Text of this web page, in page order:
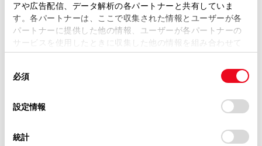
アや広告配信、データ解析の各パートナーと共有していま
す。各パートナーは、ここで収集された情報とユーザーが各
パートナーに提供した他の情報、ユーザーが各パートナーの
サービスを使用したときに収集した他の情報を組み合わせて
使用することがあります。当ウェブサイトの使用を続行する
デバイスにすべてのCookie(クッキー)が保存されることに同
意したことになります。Cookie(クッキー)のオプトアウト、
設定の変更、同意を撤回したりするにあたっては、当社の
「Cookie（クッキー）情報の取り扱いについて
」をご覧くだ
必須
設定情報
統計
2WD FF
プラチナホワイトパールマイカ